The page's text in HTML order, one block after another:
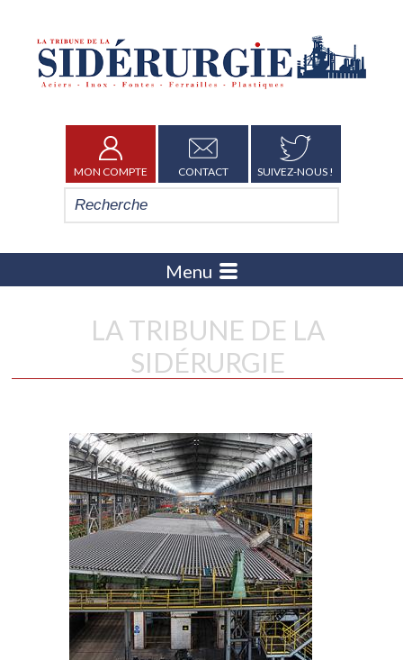
MON COMPTE CONTACT SUIVEZ-NOUS !
Menu
LA TRIBUNE DE LA
SIDÉRURGIE